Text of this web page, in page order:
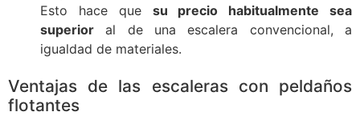
Esto hace que su precio habitualmente sea
superior al de una escalera convencional, a
igualdad de materiales.
Ventajas de las escaleras con peldaños
flotantes